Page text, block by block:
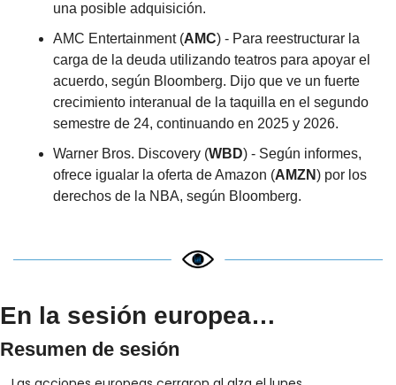
una posible adquisición.
AMC Entertainment (AMC) - Para reestructurar la
carga de la deuda utilizando teatros para apoyar el
acuerdo, según Bloomberg. Dijo que ve un fuerte
crecimiento interanual de la taquilla en el segundo
semestre de 24, continuando en 2025 y 2026.
Warner Bros. Discovery (WBD) - Según informes,
ofrece igualar la oferta de Amazon (AMZN) por los
derechos de la NBA, según Bloomberg.
En la sesión europea…
Resumen de sesión